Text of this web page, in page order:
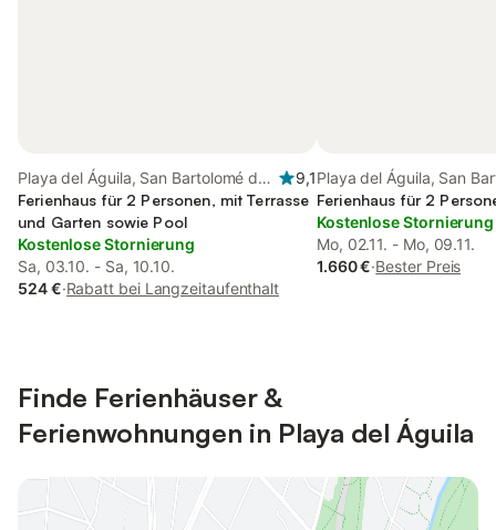
Playa del Águila, San Bartolomé de
Tirajana
9,1
Ferienhaus für 2 Personen, mit Terrasse
und Garten sowie Pool
Kostenlose Stornierung
Sa, 03.10. - Sa, 10.10.
524 €·Rabatt bei Langzeitaufenthalt
Playa del Águila, San
Tirajana
Ferienhaus für 2
Kostenlose Stornierung
Mo, 02.11. - Mo, 09.11.
1.660 €·Bester Preis
Finde Ferienhäuser &
Ferienwohnungen in Playa del Águila